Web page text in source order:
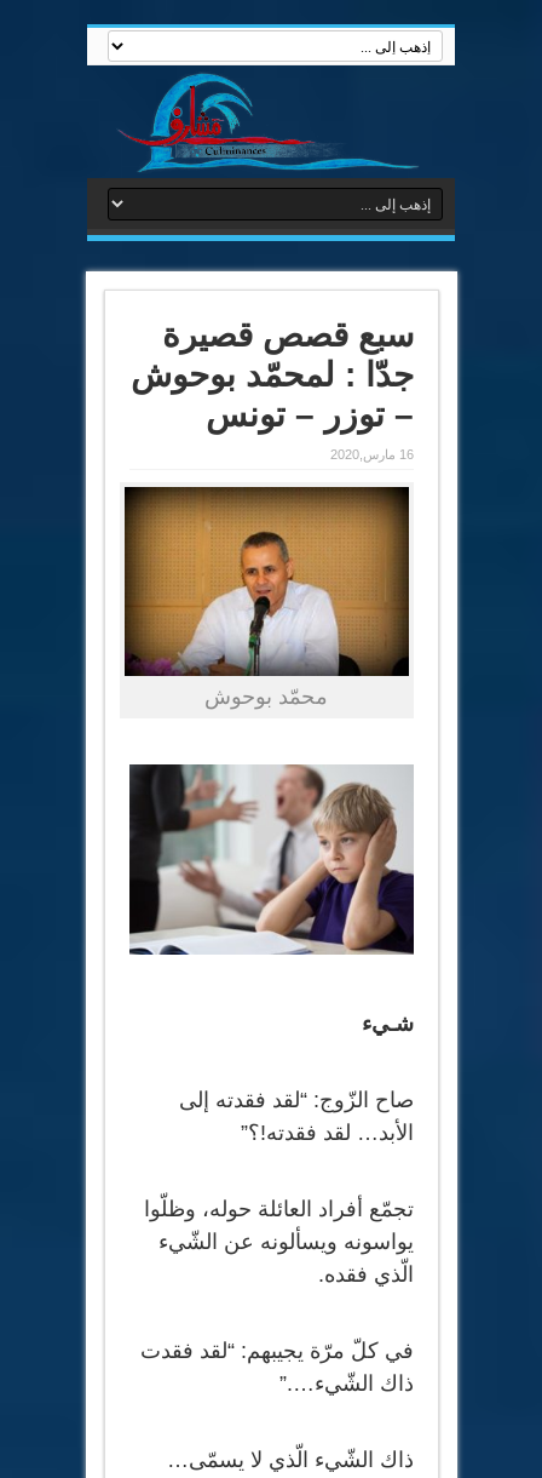
سبع قصص قصيرة
جدّا : لمحمّد بوحوش
– توزر – تونس
16 مارس,2020
محمّد بوحوش
شـيء
صاح الزّوج: “لقد فقدته إلى
الأبد… لقد فقدته!؟”
تجمّع أفراد العائلة حوله، وظلّوا
يواسونه ويسألونه عن الشّيء
الّذي فقده.
في كلّ مرّة يجيبهم: “لقد فقدت
ذاك الشّيء….”
ذاك الشّيء الّذي لا يسمّى…